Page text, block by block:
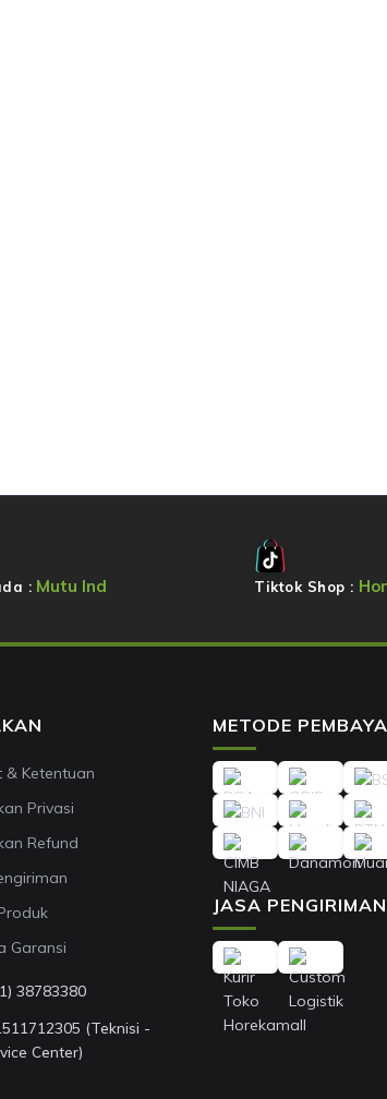
: Mutu Ind Tiktok Shop :
& Ketentuan
Privasi
Refund
Garansi
38783380
(Teknisi -
Center)
METODE
JASA PENGIRIMAN